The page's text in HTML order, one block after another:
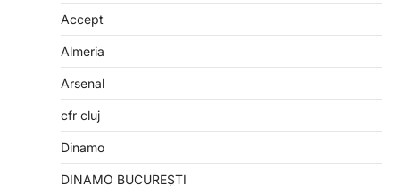
Accept
Almeria
Arsenal
cfr cluj
Dinamo
DINAMO BUCUREȘTI